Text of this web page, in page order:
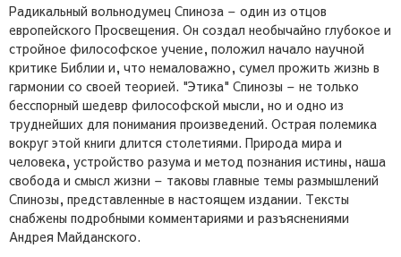
Радикальный вольнодумец Спиноза – один из отцов
европейского Просвещения. Он создал необычайно глубокое и
стройное философское учение, положил начало научной
критике Библии и, что немаловажно, сумел прожить жизнь в
гармонии со своей теорией. "Этика" Спинозы – не только
бесспорный шедевр философской мысли, но и одно из
труднейших для понимания произведений. Острая полемика
вокруг этой книги длится столетиями. Природа мира и
человека, устройство разума и метод познания истины, наша
свобода и смысл жизни – таковы главные темы размышлений
Спинозы, представленные в настоящем издании. Тексты
снабжены подробными комментариями и разъяснениями
Андрея Майданского.